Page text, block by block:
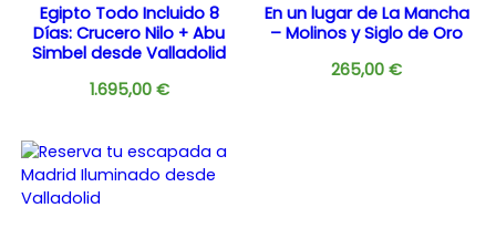
Egipto Todo Incluido 8
Días: Crucero Nilo + Abu
Simbel desde Valladolid
1.695,00 €
En un lugar de La Mancha
– Molinos y Siglo de Oro
265,00€